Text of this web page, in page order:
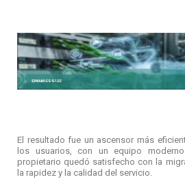
El resultado fue un ascensor más
los usuarios, con un equipo
propietario quedó satisfecho con la
la rapidez y la calidad del servicio.